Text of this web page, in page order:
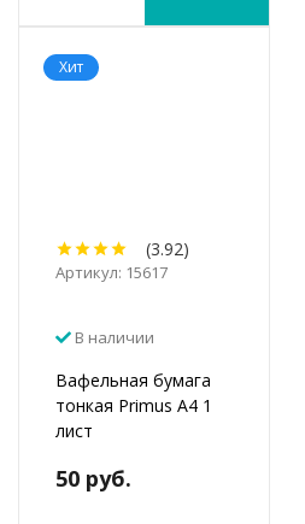
Хит
(3.92)
Артикул: 15617
В наличии
Вафельная бумага
тонкая Primus А4 1
лист
50 руб.